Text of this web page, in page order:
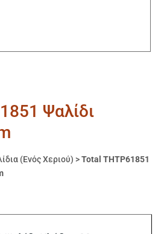
Ψαλίδι
(Ενός Χεριού) >Total THTP61851